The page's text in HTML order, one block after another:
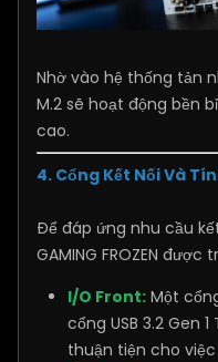
Nhờ vào hệ thống tản
M.2 sẽ hoạt động bền
cao.
4. Cổng Kết Nối Và
Để đáp ứng nhu cầu
GAMING FROZEN
I/O Front: Một
cổng USB 3.2 Gen
thuận tiện cho